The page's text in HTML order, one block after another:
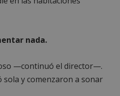
nada.
—continuó el director—.
sola y comenzaron a sonar